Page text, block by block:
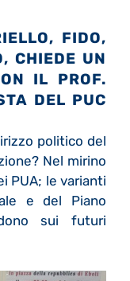
FIDO,
CHIEDE UN
IL PROF.
DEL PUC
politico del
Nel mirino
PUA; le varianti
e del Piano
sui futuri